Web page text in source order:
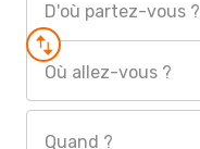
D'où partez-vous ?
Où allez-vous ?
Quand ?